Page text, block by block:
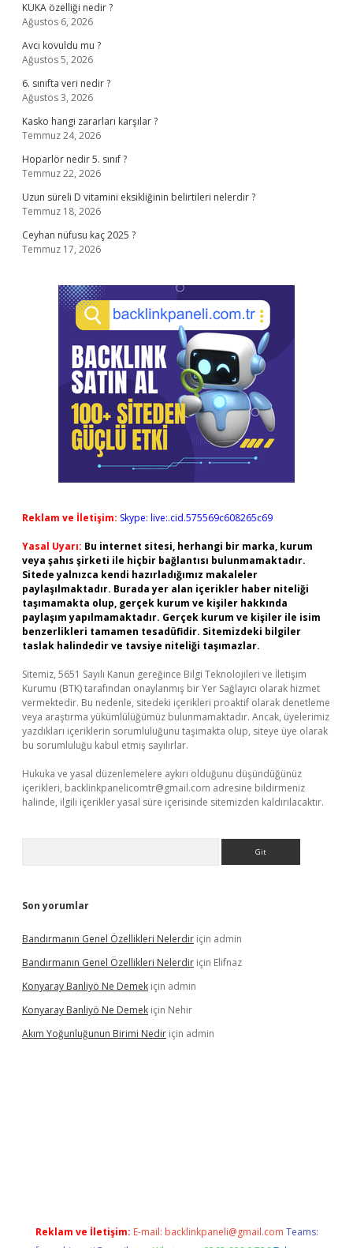
KUKA özelliği nedir ?
Ağustos 6, 2026
Avcı kovuldu mu ?
Ağustos 5, 2026
6. sınıfta veri nedir ?
Ağustos 3, 2026
Kasko hangi zararları karşılar ?
Temmuz 24, 2026
Hoparlör nedir 5. sınıf ?
Temmuz 22, 2026
Uzun süreli D vitamini eksikliğinin belirtileri nelerdir ?
Temmuz 18, 2026
Ceyhan nüfusu kaç 2025 ?
Temmuz 17, 2026
Reklam ve İletişim: Skype: live:.cid.575569c608265c69
Yasal Uyarı: Bu internet sitesi, herhangi bir marka, kurum
veya şahıs şirketi ile hiçbir bağlantısı bulunmamaktadır.
Sitede yalnızca kendi hazırladığımız makaleler
paylaşılmaktadır. Burada yer alan içerikler haber niteliği
taşımamakta olup, gerçek kurum ve kişiler hakkında
paylaşım yapılmamaktadır. Gerçek kurum ve kişiler ile isim
benzerlikleri tamamen tesadüfidir. Sitemizdeki bilgiler
taslak halindedir ve tavsiye niteliği taşımazlar.
Sitemiz, 5651 Sayılı Kanun gereğince Bilgi Teknolojileri ve İletişim
Kurumu (BTK) tarafından onaylanmış bir Yer Sağlayıcı olarak hizmet
vermektedir. Bu nedenle, sitedeki içerikleri proaktif olarak denetleme
veya araştırma yükümlülüğümüz bulunmamaktadır. Ancak, üyelerimiz
yazdıkları içeriklerin sorumluluğunu taşımakta olup, siteye üye olarak
bu sorumluluğu kabul etmiş sayılırlar.
Hukuka ve yasal düzenlemelere aykırı olduğunu düşündüğünüz
içerikleri, backlinkpanelicomtr@gmail.com adresine bildirmeniz
halinde, ilgili içerikler yasal süre içerisinde sitemizden kaldırılacaktır.
Son yorumlar
Bandırmanın Genel Özellikleri Nelerdir için admin
Bandırmanın Genel Özellikleri Nelerdir için Elifnaz
Konyaray Banliyö Ne Demek için admin
Konyaray Banliyö Ne Demek için Nehir
Akım Yoğunluğunun Birimi Nedir için admin
Reklam ve İletişim: E-mail: backlinkpaneli@gmail.com Teams: